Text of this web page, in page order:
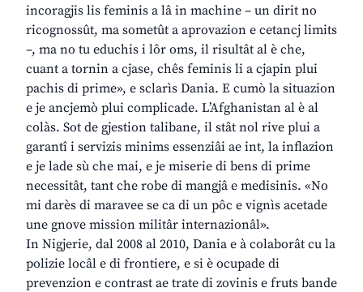
incoragjis lis feminis a lâ in machine – un dirit no
ricognossût, ma sometût a aprovazion e cetancj limits
–, ma no tu educhis i lôr oms, il risultât al è che,
cuant a tornin a cjase, chês feminis li a cjapin plui
pachis di prime», e sclarìs Dania. E cumò la situazion
e je ancjemò plui complicade. L’Afghanistan al è al
colàs. Sot de gjestion talibane, il stât nol rive plui a
garantî i servizis minims essenziâi ae int, la inflazion
e je lade sù che mai, e je miserie di bens di prime
necessitât, tant che robe di mangjâ e medisinis. «No
mi darès di maravee se ca di un pôc e vignìs acetade
une gnove mission militâr internazionâl».
In Nigjerie, dal 2008 al 2010, Dania e à colaborât cu la
polizie locâl e di frontiere, e si è ocupade di
prevenzion e contrast ae trate di zovinis e fruts bande